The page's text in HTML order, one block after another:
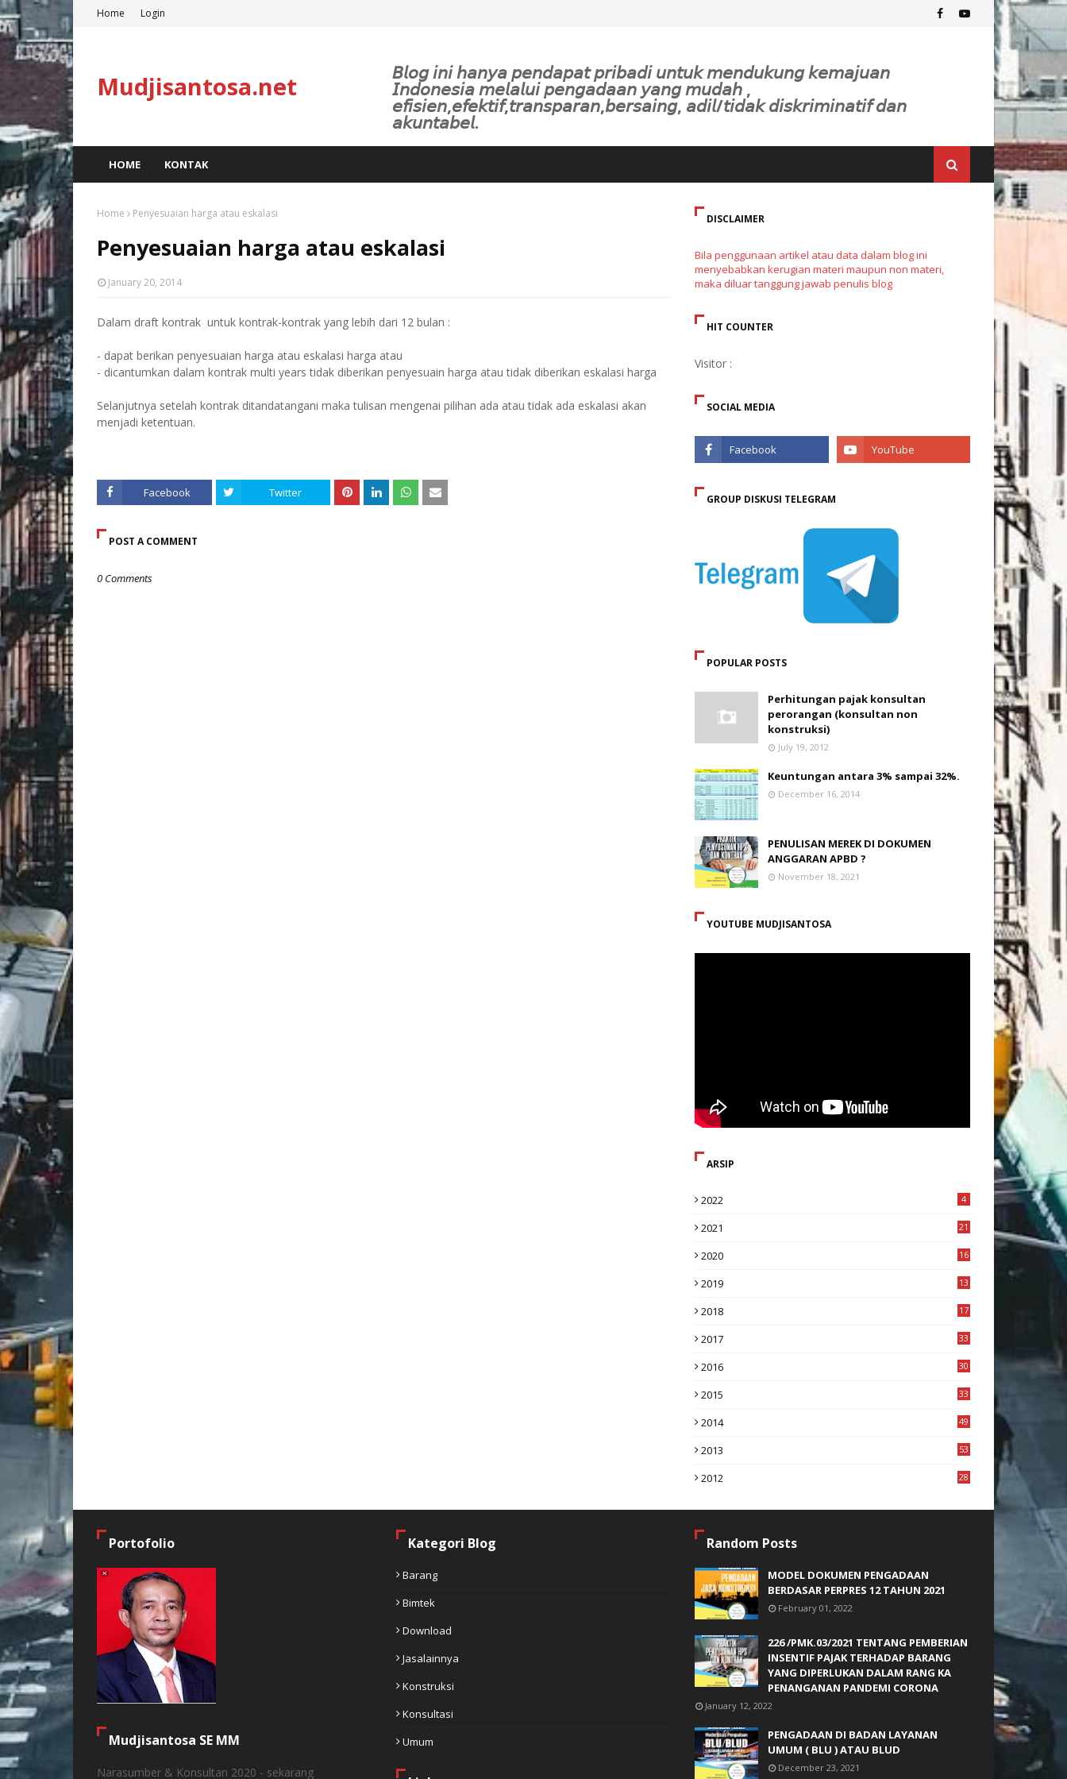
Home Login
Mudjisantosa.net 𝘉𝘭𝘰𝘨 𝘪𝘯𝘪 𝘩𝘢𝘯𝘺𝘢 𝘱𝘦𝘯𝘥𝘢𝘱𝘢𝘵 𝘱𝘳𝘪𝘣𝘢𝘥𝘪 𝘶𝘯𝘵𝘶𝘬 𝘮𝘦𝘯𝘥𝘶𝘬𝘶𝘯𝘨 𝘬𝘦𝘮𝘢𝘫𝘶𝘢𝘯
𝘐𝘯𝘥𝘰𝘯𝘦𝘴𝘪𝘢 𝘮𝘦𝘭𝘢𝘭𝘶𝘪 𝘱𝘦𝘯𝘨𝘢𝘥𝘢𝘢𝘯 𝘺𝘢𝘯𝘨 𝘮𝘶𝘥𝘢𝘩 ,
𝘦𝘧𝘪𝘴𝘪𝘦𝘯,𝘦𝘧𝘦𝘬𝘵𝘪𝘧,𝘵𝘳𝘢𝘯𝘴𝘱𝘢𝘳𝘢𝘯,𝘣𝘦𝘳𝘴𝘢𝘪𝘯𝘨, 𝘢𝘥𝘪𝘭/𝘵𝘪𝘥𝘢𝘬 𝘥𝘪𝘴𝘬𝘳𝘪𝘮𝘪𝘯𝘢𝘵𝘪𝘧 𝘥𝘢𝘯
𝘢𝘬𝘶𝘯𝘵𝘢𝘣𝘦𝘭.
HOME KONTAK
Home Penyesuaian harga atau eskalasi
Penyesuaian harga atau eskalasi
January 20, 2014
Dalam draft kontrak untuk kontrak-kontrak yang lebih dari 12 bulan :
- dapat berikan penyesuaian harga atau eskalasi harga atau
- dicantumkan dalam kontrak multi years tidak diberikan penyesuain harga atau tidak diberikan eskalasi harga
Selanjutnya setelah kontrak ditandatangani maka tulisan mengenai pilihan ada atau tidak ada eskalasi akan
menjadi ketentuan.
Facebook Twitter
POST A COMMENT
0 Comments
DISCLAIMER
Bila penggunaan artikel atau data dalam blog ini
menyebabkan kerugian materi maupun non materi,
maka diluar tanggung jawab penulis blog
HIT COUNTER
Visitor :
SOCIAL MEDIA
GROUP DISKUSI TELEGRAM
POPULAR POSTS
Perhitungan pajak konsultan
perorangan (konsultan non
konstruksi)
July 19, 2012
Keuntungan antara 3% sampai 32%.
December 16, 2014
PENULISAN MEREK DI DOKUMEN
ANGGARAN APBD ?
November 18, 2021
YOUTUBE MUDJISANTOSA
ARSIP
2022 4
2021 21
2020
16
2019
13
2018
17
2017
33
2016
30
2015
33
2014
49
2013
53
2012
28
Portofolio
Mudjisantosa SE MM
Narasumber & Konsultan 2020 - sekarang
Kategori Blog
Barang
Bimtek
Download
Jasalainnya
Konstruksi
Konsultasi
Umum
Random Posts
MODEL DOKUMEN PENGADAAN
BERDASAR PERPRES 12 TAHUN 2021
February 01, 2022
226 /PMK.03/2021 TENTANG PEMBERIAN
INSENTIF PAJAK TERHADAP BARANG
YANG DIPERLUKAN DALAM RANG KA
PENANGANAN PANDEMI CORONA
January 12, 2022
PENGADAAN DI BADAN LAYANAN
UMUM ( BLU ) ATAU BLUD
December 23, 2021